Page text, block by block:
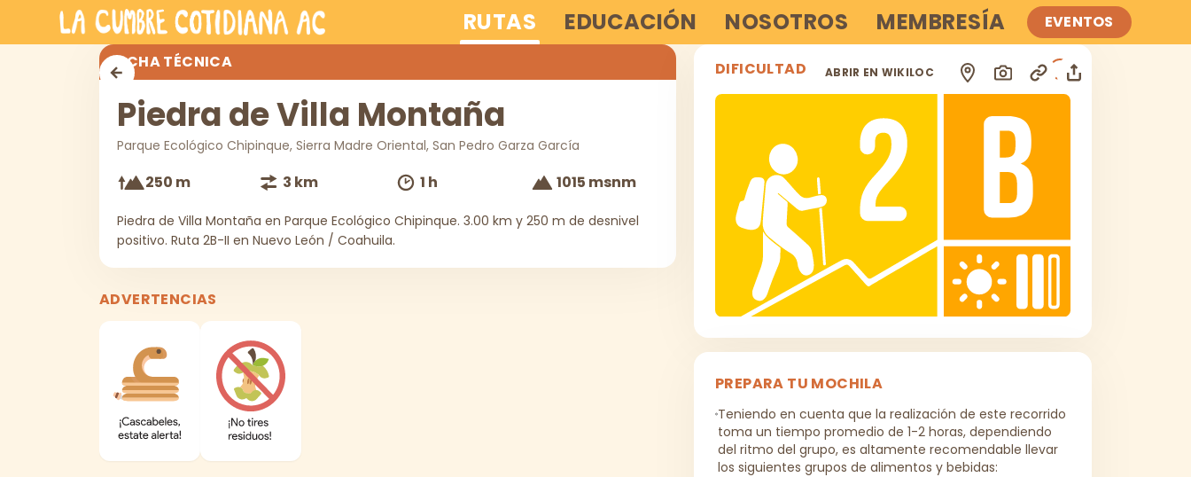
Saltar al contenido principal RUTAS EDUCACIÓN NOSOTROS MEMBRESÍA EVENTOS
ABRIR EN WIKILOC
Piedra de Villa MontañaFICHA TÉCNICA
Piedra de Villa Montaña
Parque Ecológico Chipinque, Sierra Madre Oriental, San Pedro Garza García
250 m 3 km 1 h 1015 msnm
Piedra de Villa Montaña en Parque Ecológico Chipinque. 3.00 km y 250 m de desnivel
positivo. Ruta 2B-II en Nuevo León / Coahuila.
ADVERTENCIAS
DIFICULTAD
PREPARA TU MOCHILA
Teniendo en cuenta que la realización de este recorrido
toma un tiempo promedio de 1-2 horas, dependiendo
del ritmo del grupo, es altamente recomendable llevar
los siguientes grupos de alimentos y bebidas: